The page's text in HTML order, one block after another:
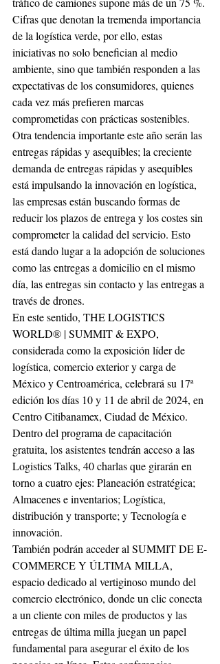
Cifras que denotan la tremenda importancia
de la logística verde, por ello, estas
iniciativas no solo benefician al medio
ambiente, sino que también responden a las
expectativas de los consumidores, quienes
cada vez más prefieren marcas
comprometidas con prácticas sostenibles.
Otra tendencia importante este año serán las
entregas rápidas y asequibles; la creciente
demanda de entregas rápidas y asequibles
está impulsando la innovación en logística,
las empresas están buscando formas de
reducir los plazos de entrega y los costes sin
comprometer la calidad del servicio. Esto
está dando lugar a la adopción de soluciones
como las entregas a domicilio en el mismo
día, las entregas sin contacto y las entregas a
través de drones.
En este sentido, THE LOGISTICS
WORLD® | SUMMIT & EXPO,
considerada como la exposición líder de
logística, comercio exterior y carga de
México y Centroamérica, celebrará su 17ª
edición los días 10 y 11 de abril de 2024, en
Centro Citibanamex, Ciudad de México.
Dentro del programa de capacitación
gratuita, los asistentes tendrán acceso a las
Logistics Talks, 40 charlas que girarán en
torno a cuatro ejes: Planeación estratégica;
Almacenes e inventarios; Logística,
distribución y transporte; y Tecnología e
innovación.
También podrán acceder al SUMMIT DE E-
COMMERCE Y ÚLTIMA MILLA,
espacio dedicado al vertiginoso mundo del
comercio electrónico, donde un clic conecta
a un cliente con miles de productos y las
entregas de última milla juegan un papel
fundamental para asegurar el éxito de los